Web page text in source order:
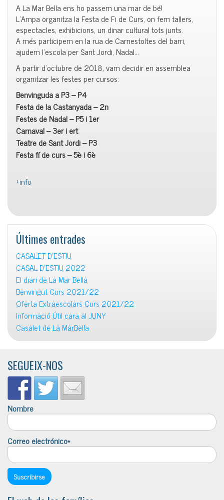
A La Mar Bella ens ho passem una mar de bé!
L’Ampa organitza la Festa de Fi de Curs, on fem tallers,
espectacles, exhibicions, un dinar cultural tots junts.
A més participem en la rua de Carnestoltes del barri,
ajudem l’escola per Sant Jordi, Nadal…
A partir d’octubre de 2018, vam decidir en assemblea
organitzar les festes per cursos:
Benvinguda a P3 – P4
Festa de la Castanyada – 2n
Festes de Nadal – P5 i 1er
Carnaval – 3er i ert
Teatre de Sant Jordi – P3
Festa fí de curs – 5è i 6è
+info
Últimes entrades
CASALET D’ESTIU
CASAL D’ESTIU 2022
El diari de La Mar Bella
Benvingut Curs 2021/22
Oferta Extraescolars Curs 2021/22
Informació Útil cara al JUNY
Casalet de La MarBella
SEGUEIX-NOS
Nombre
Correo electrónico*